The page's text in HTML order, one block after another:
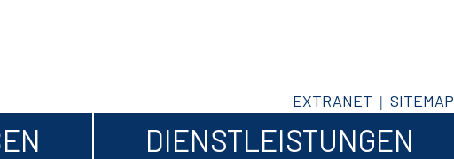
EXTRANET SITEMAP
DIENSTLEISTUNGEN